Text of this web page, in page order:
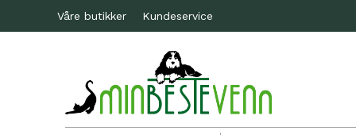
Våre butikker Kundeservice